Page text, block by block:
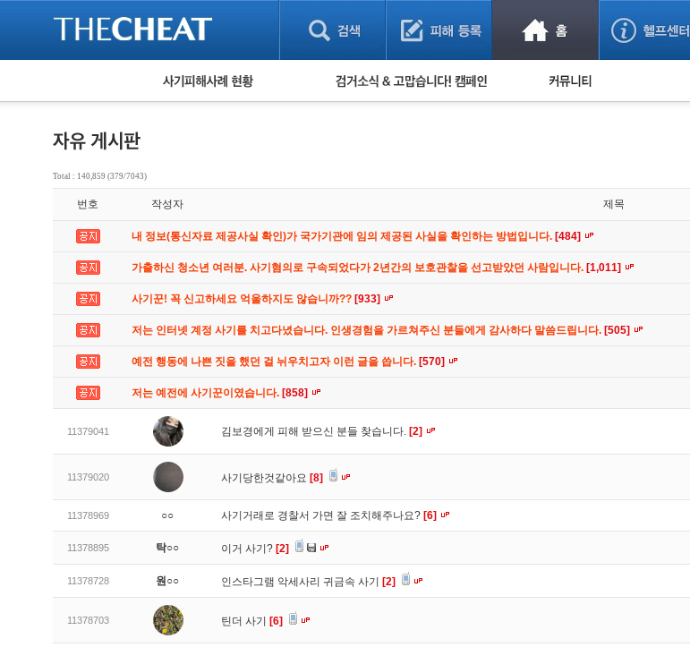
피해사례 현황
유해사이트 목록
비공개 피해사례
검거 소식 사기 예방했어요!
사기방지 아이디어
신종사기 주의 정보
Total : 140,859 (379/7043)
번호 작성자 제목
내 정보(통신자료 제공사실 확인)가 국가기관에 임의 제공된 사실을 확인하는 방법입니다. [484]
가출하신 청소년 여러분. 사기혐의로 구속되었다가 2년간의 보호관찰을 선고받았던 사람입니다. [1,011]
사기꾼! 꼭 신고하세요 억울하지도 않습니까?? [933]
저는 인터넷 계정 사기를 치고다녔습니다. 인생경험을 가르쳐주신 분들에게 감사하다 말씀드립니다. [505]
예전 행동에 나쁜 짓을 했던 걸 뉘우치고자 이런 글을 씁니다. [570]
저는 예전에 사기꾼이였습니다. [858]
11379041 김보경에게 피해 받으신 분들 찾습니다. [2]
11379020 사기당한것같아요 [8]
11378969 ○○ 사기거래로 경찰서 가면 잘 조치해주나요? [6]
11378895 탁○○ 이거 사기? [2]
11378728 원○○ 인스타그램 악세사리 귀금속 사기 [2]
11378703 틴더 사기 [6]